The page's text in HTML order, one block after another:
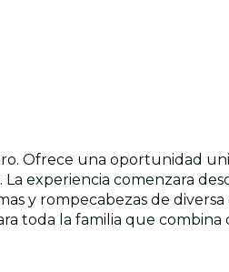
Ofrece una oportunidad
experiencia comenzara
y rompecabezas de
toda la familia que combina